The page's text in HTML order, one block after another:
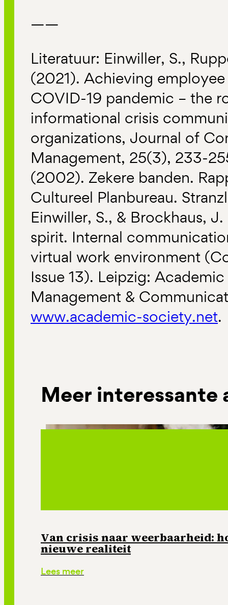
——
Literatuur: Einwiller, S.,
(2021). Achieving
COVID-19 pandemic – the
informational crisis
organizations, Journal of
Management, 25(3), 233-
(2002). Zekere banden.
Cultureel Planbureau.
Einwiller, S., & Brockhaus,
spirit. Internal
virtual work environment
Issue 13). Leipzig:
Management &
www.academic-society.net.
Meer interessante
Van crisis naar weerbaarheid:
nieuwe realiteit
Lees meer